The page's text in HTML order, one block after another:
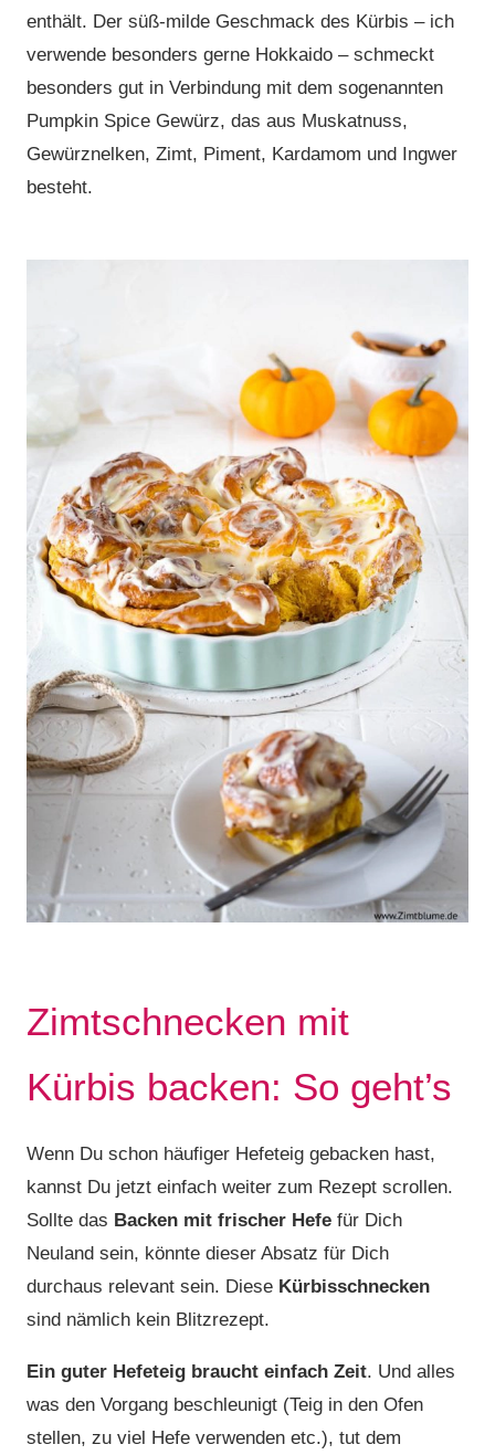
enthält. Der süß-milde Geschmack des Kürbis – ich
verwende besonders gerne Hokkaido – schmeckt
besonders gut in Verbindung mit dem sogenannten
Pumpkin Spice Gewürz, das aus Muskatnuss,
Gewürznelken, Zimt, Piment, Kardamom und Ingwer
besteht.
Zimtschnecken mit
Kürbis backen: So geht’s
Wenn Du schon häufiger Hefeteig gebacken hast,
kannst Du jetzt einfach weiter zum Rezept scrollen.
Sollte das Backen mit frischer Hefe für Dich
Neuland sein, könnte dieser Absatz für Dich
durchaus relevant sein. Diese Kürbisschnecken
sind nämlich kein Blitzrezept.
Ein guter Hefeteig braucht einfach Zeit. Und alles
was den Vorgang beschleunigt (Teig in den Ofen
stellen, zu viel Hefe verwenden etc.), tut dem